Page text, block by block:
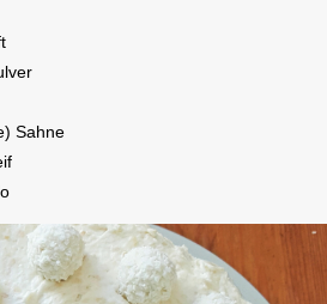
Sahne